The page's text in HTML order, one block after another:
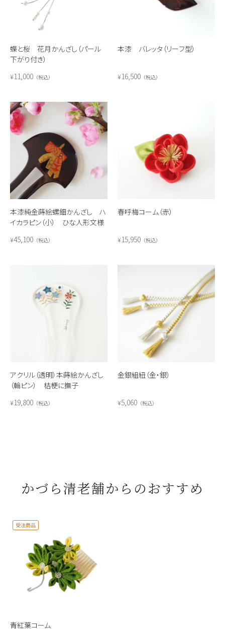
蝶と桜 花月かんざし（パール
下がり付き）
¥11,000 税込
本漆 バレッタ（リーフ型）
¥16,500 税込
本漆純金蒔絵螺鈿かんざし ハ
イカラピン（小） ひな人形文様
¥45,100 税込
春呼梅コーム（赤）
¥15,950 税込
アクリル（透明）本蒔絵かんざし
（輪ピン） 桔梗に撫子
¥19,800 税込
金銀組紐（金・銀）
¥5,060 税込
かづら清老舗からのおすすめ
青紅葉コーム
受注商品